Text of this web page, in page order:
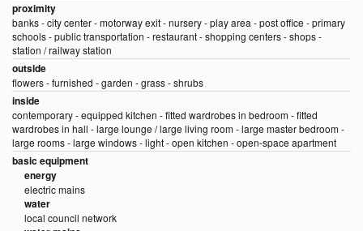
proximity
banks - city center - motorway exit - nursery - play area - post office - primary
schools - public transportation - restaurant - shopping centers - shops -
station / railway station
outside
flowers - furnished - garden - grass - shrubs
inside
contemporary - equipped kitchen - fitted wardrobes in bedroom - fitted
wardrobes in hall - large lounge / large living room - large master bedroom -
large rooms - large windows - light - open kitchen - open-space apartment
basic equipment
energy
electric mains
water
local council network